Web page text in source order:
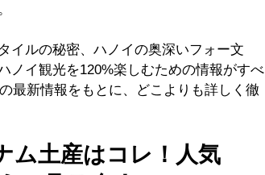
イルの秘密、ハノイの奥深いフォー文
ノイ観光を120%楽しむための情報がすべ
最新情報をもとに、どこよりも詳しく徹
ム土産はコレ！人気